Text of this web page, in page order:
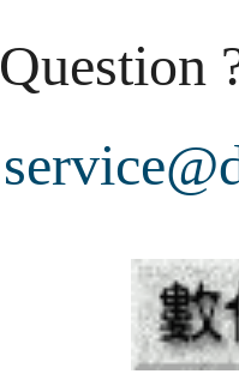
Question